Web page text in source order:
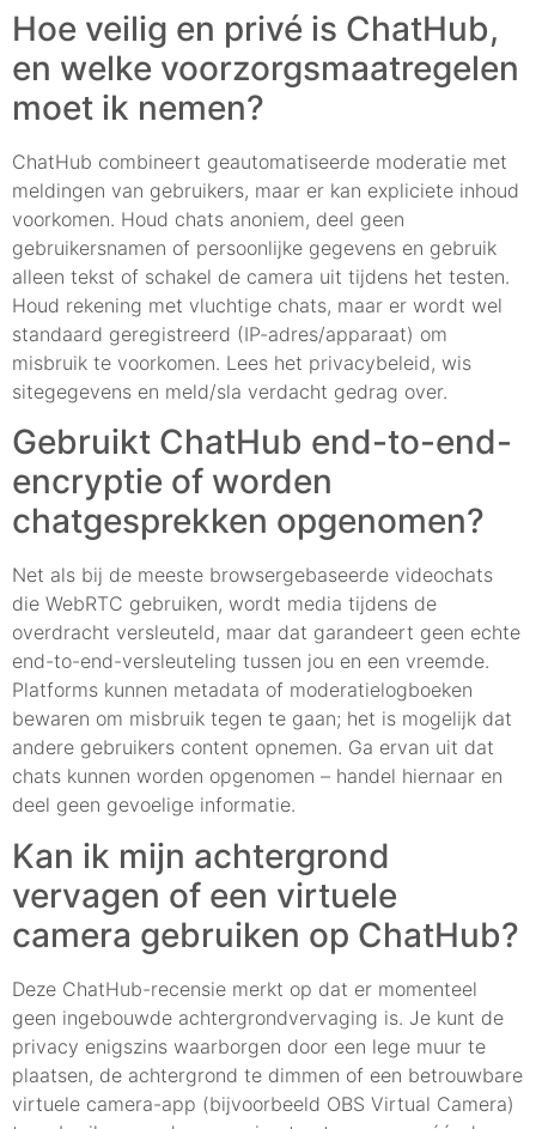
Hoe veilig en privé is ChatHub,
en welke voorzorgsmaatregelen
moet ik nemen?
ChatHub combineert geautomatiseerde moderatie met
meldingen van gebruikers, maar er kan expliciete inhoud
voorkomen. Houd chats anoniem, deel geen
gebruikersnamen of persoonlijke gegevens en gebruik
alleen tekst of schakel de camera uit tijdens het testen.
Houd rekening met vluchtige chats, maar er wordt wel
standaard geregistreerd (IP-adres/apparaat) om
misbruik te voorkomen. Lees het privacybeleid, wis
sitegegevens en meld/sla verdacht gedrag over.
Gebruikt ChatHub end-to-end-
encryptie of worden
chatgesprekken opgenomen?
Net als bij de meeste browsergebaseerde videochats
die WebRTC gebruiken, wordt media tijdens de
overdracht versleuteld, maar dat garandeert geen echte
end-to-end-versleuteling tussen jou en een vreemde.
Platforms kunnen metadata of moderatielogboeken
bewaren om misbruik tegen te gaan; het is mogelijk dat
andere gebruikers content opnemen. Ga ervan uit dat
chats kunnen worden opgenomen – handel hiernaar en
deel geen gevoelige informatie.
Kan ik mijn achtergrond
vervagen of een virtuele
camera gebruiken op ChatHub?
Deze ChatHub-recensie merkt op dat er momenteel
geen ingebouwde achtergrondvervaging is. Je kunt de
privacy enigszins waarborgen door een lege muur te
plaatsen, de achtergrond te dimmen of een betrouwbare
virtuele camera-app (bijvoorbeeld OBS Virtual Camera)